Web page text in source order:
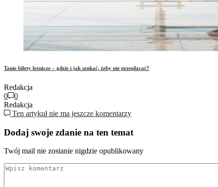
Tanie bilety lotnicze – gdzie i jak szukać, żeby nie przepłacać?
Redakcja
0
0
Redakcja
Ten artykuł nie ma jeszcze komentarzy
Dodaj swoje zdanie na ten temat
Twój mail nie zostanie nigdzie opublikowany